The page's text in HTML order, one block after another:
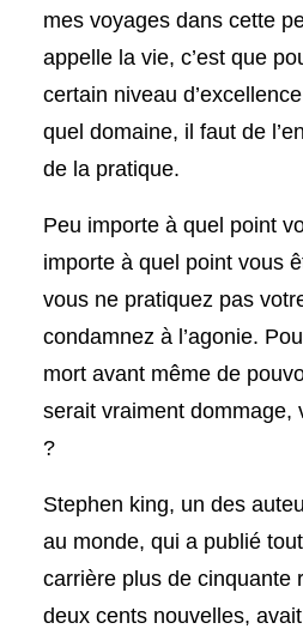
mes voyages dans cette
appelle la vie, c’est que
certain niveau
quel domaine, il faut de
de la pratique.
Peu importe à quel point
importe à quel point vous
vous ne pratiquez pas
condamnez à l’agonie.
mort avant même de
serait vraiment dommage,
?
Stephen king, un des
au monde, qui a publié
carrière plus de cinquante
deux cents nouvelles,